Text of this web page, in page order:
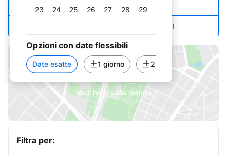
23 24 25 26 27 28 29
30 31
settembre 2026
10 12
13 14 15 16 17 18 19
Opzioni con date flessibili
Date esatte 1 giorno 2 giorni 3 giorni
Stelle e prezzo
Recensioni top (numero e punteggio)
Vedi hotel sulla mappa
Filtra per: